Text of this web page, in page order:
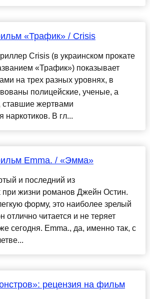
«Трафик» / Crisis
Crisis (в украинском прокате
«Трафик») показывает
на трех разных уровнях, в
полицейские, ученые, а
ставшие жертвами
наркотиков. В гл...
Emma. / «Эмма»
и последний из
при жизни романов Джейн Остин.
форму, это наиболее зрелый
отлично читается и не теряет
сегодня. Emma., да, именно так, с
рецензия на фильм